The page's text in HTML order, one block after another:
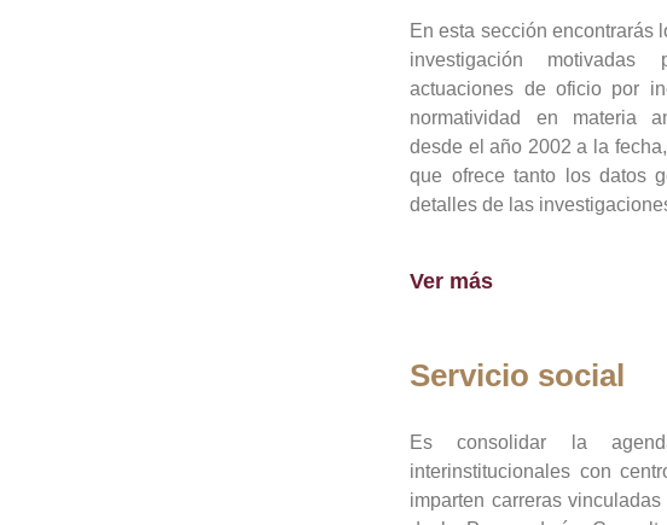
En esta sección encontrarás
investigación
actuaciones de oficio por
normatividad en materia
desde el año 2002 a la
que ofrece tanto los datos
detalles de las
Ver más
Servicio social
Es consolidar la
interinstitucionales con
imparten carreras